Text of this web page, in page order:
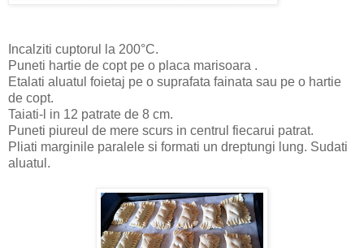
Incalziti cuptorul la 200°C.
Puneti hartie de copt pe o placa marisoara .
Etalati aluatul foietaj pe o suprafata fainata sau pe o hartie
de copt.
Taiati-l in 12 patrate de 8 cm.
Puneti piureul de mere scurs in centrul fiecarui patrat.
Pliati marginile paralele si formati un dreptungi lung. Sudati
aluatul.